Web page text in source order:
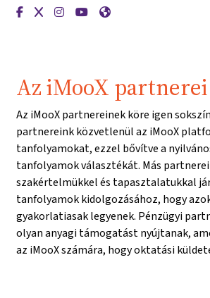
{mlang de}Universität
{mlang de}Universität
{mlang de}Universität
{mlang de}Universität
{mlang
Az iMooX partnerei
Az iMooX partnereinek köre igen
partnereink közvetlenül az iMooX
tanfolyamokat, ezzel bővítve a
tanfolyamok választékát. Más
szakértelmükkel és tapasztalatukkal
tanfolyamok kidolgozásához, hogy
gyakorlatiasak legyenek. Pénzügyi
olyan anyagi támogatást nyújtanak,
az iMooX számára, hogy oktatási